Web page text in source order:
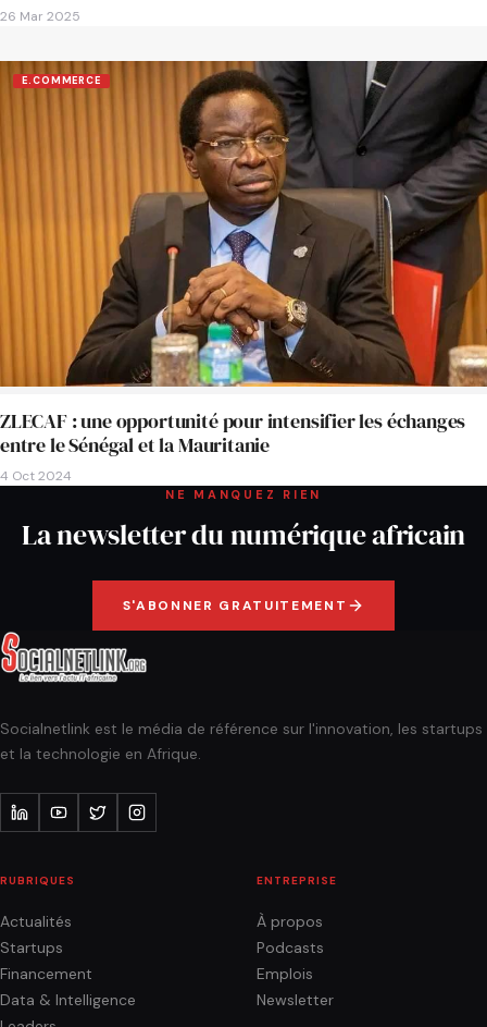
26 Mar 2025
E.COMMERCE
ZLECAF : une opportunité pour intensifier les échanges
entre le Sénégal et la Mauritanie
4 Oct 2024
NE MANQUEZ RIEN
La newsletter du numérique africain
S'ABONNER GRATUITEMENT
Socialnetlink est le média de référence sur l'innovation, les startups
et la technologie en Afrique.
RUBRIQUES
Actualités
Startups
Financement
Data & Intelligence
ENTREPRISE
À propos
Podcasts
Emplois
Newsletter